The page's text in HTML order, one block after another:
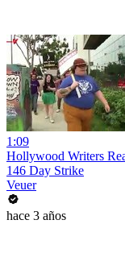
1:09
Hollywood Writers
146 Day Strike
Veuer
hace 3 años